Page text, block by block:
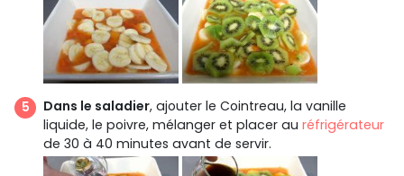
Dans le saladier, ajouter le Cointreau, la vanille
liquide, le poivre, mélanger et placer au réfrigérateur
de 30 à 40 minutes avant de servir.